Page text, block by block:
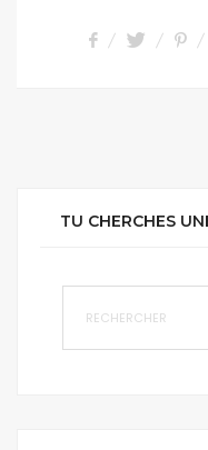
TU CHERCHES